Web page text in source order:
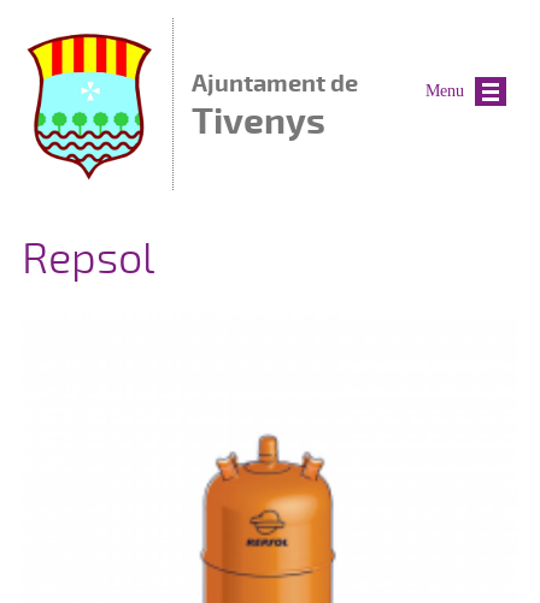
Ajuntament de
Tivenys
Repsol
Menu